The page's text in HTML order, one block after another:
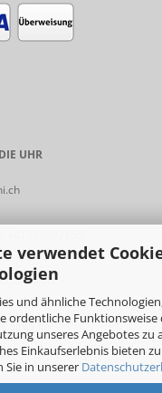
verwendet
und ähnliche
ordentliche Funktionsweise
unseres Angebotes zu
Einkaufserlebnis bieten
in unserer
UHR
sinni.ch
sinni_ch